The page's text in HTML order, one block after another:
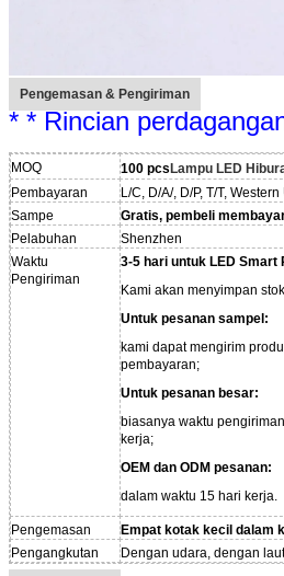
Pengemasan & Pengiriman
* * Rincian
MOQ 100 pcsLampu LED
Pembayaran
L/C, D/A/, D/P, T/T,
Sampe
Gratis, pembeli
Pelabuhan
Shenzhen
Waktu
Pengiriman
3-5 hari untuk LED Smart
Kami akan menyimpan
Untuk pesanan sampel:
kami dapat mengirim
pembayaran;
Untuk pesanan besar:
biasanya waktu
kerja;
OEM dan ODM pesanan:
dalam waktu 15 hari kerja.
Pengemasan
Empat kotak kecil dalam
Pengangkutan
Dengan udara, dengan